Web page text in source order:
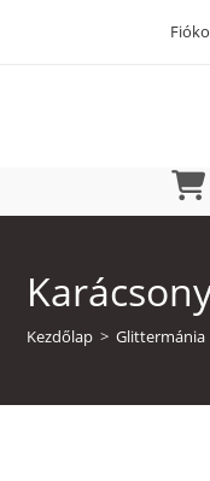
Kezdőlap > Glittermánia